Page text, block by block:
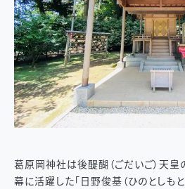
葛原岡神社は後醍醐（ごだいご）天皇
幕に活躍した「日野俊基（ひのとしも